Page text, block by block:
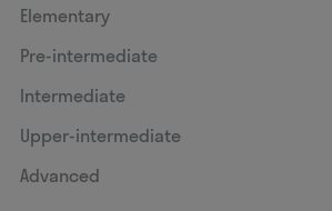
Elementary
Pre-intermediate
Intermediate
Upper-intermediate
Advanced